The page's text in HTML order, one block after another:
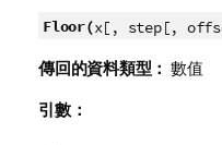
Floor(x[, step[,
傳回的資料類型： 數值
引數：